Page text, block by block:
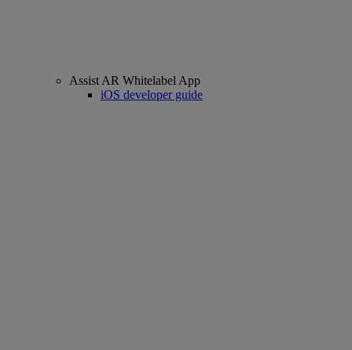
Assist AR Whitelabel App
iOS developer guide